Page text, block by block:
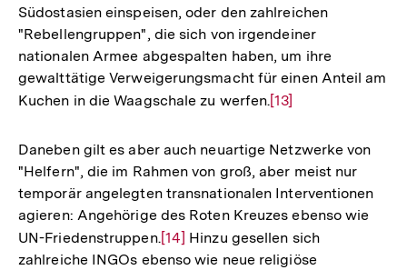
Südostasien einspeisen, oder den zahlreichen
"Rebellengruppen", die sich von irgendeiner
nationalen Armee abgespalten haben, um ihre
gewalttätige Verweigerungsmacht für einen Anteil am
Kuchen in die Waagschale zu werfen.Zur
der
Fußnote
[13]
Daneben gilt es aber auch neuartige Netzwerke von
"Helfern", die im Rahmen von groß, aber meist nur
temporär angelegten transnationalen Interventionen
agieren: Angehörige des Roten Kreuzes ebenso wie
UN-Friedenstruppen.Zur
Auflösung
[14] Hinzu gesellen sich
zahlreiche INGOs ebenso wie neue religiöse